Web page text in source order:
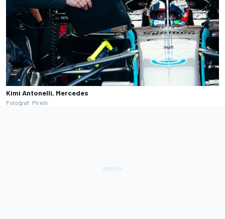
Kimi Antonelli, Mercedes
Fotoğraf: Pirelli